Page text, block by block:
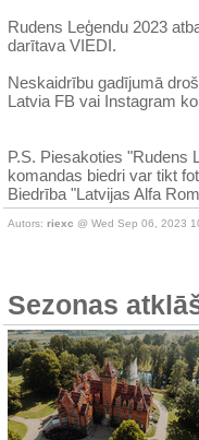
Rudens Leģendu 2023
darītava VIEDI.
Neskaidrību gadījumā
Latvia FB vai Instagram
P.S. Piesakoties "Rudens
komandas biedri var tikt
Biedrība "Latvijas Alfa
Autors: riexc @ Wed Sep 06, 2023
Sezonas